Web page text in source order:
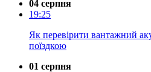
04 серпня
19:25
Як перевірити вантажний
поїздкою
01 серпня